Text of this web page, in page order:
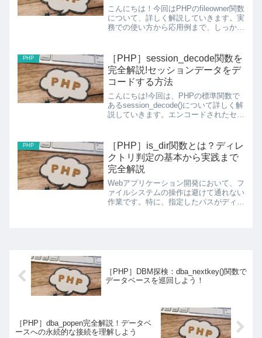
こんにちは！今回はPHPのfileowner関数
について、詳しく解説していきます。実
務での使い方から応用例まで、しっかり
fileowner ( string $fi...
PHP
［PHP］session_decode関数を
完全解説!セッションデータをデ
コードする方法
こんにちは!今回は、PHPの標準関数で
あるsession_decode()について詳しく解
説していきます。エンコードされたセッ
す!session_decode関数...
PHP
［PHP］is_dir関数とは？ディレ
クトリ判定の基本から実践まで
完全解説
Webアプリケーション開発において、フ
ァイルシステムの操作は避けて通れない
作業です。特に、指定したパスがディレ
［PHP］DBM探検：dba_nextkey()関数で
データベースを巡回しよう！
［PHP］dba_popen完全解説！データベ
ースへの永続的な接続を理解しよう